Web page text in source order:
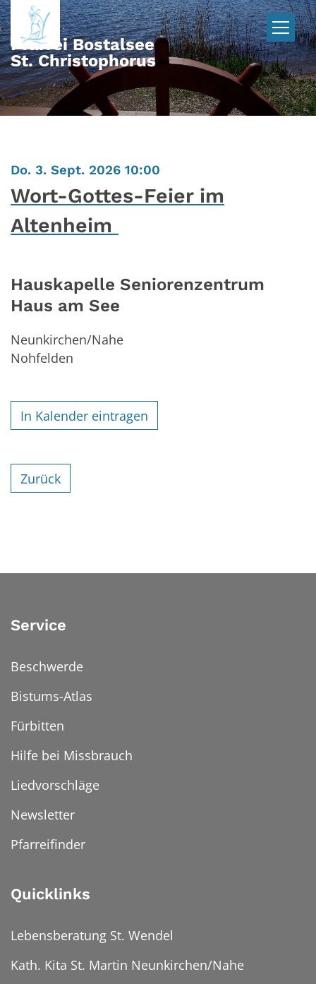
Zum Inhalt springen
Pfarrei Bostalsee
St. Christophorus
Do. 3. Sept. 2026 10:00
Wort-Gottes-Feier im
Altenheim
Hauskapelle Seniorenzentrum
Haus am See
Neunkirchen/Nahe
Nohfelden
In Kalender eintragen
Zurück
Service
Beschwerde
Bistums-Atlas
Fürbitten
Hilfe bei Missbrauch
Liedvorschläge
Newsletter
Pfarreifinder
Quicklinks
Lebensberatung St. Wendel
Kath. Kita St. Martin Neunkirchen/Nahe